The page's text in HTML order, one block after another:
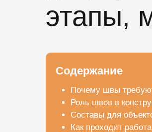
этапы,
Содержание
Почему швы
Роль швов в
Составы для
Как проходит